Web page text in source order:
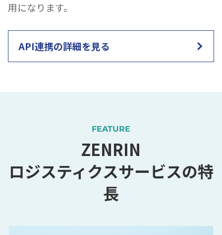
用になります。
API連携の詳細を見る
FEATURE
ZENRIN
ロジスティクスサービスの特
長